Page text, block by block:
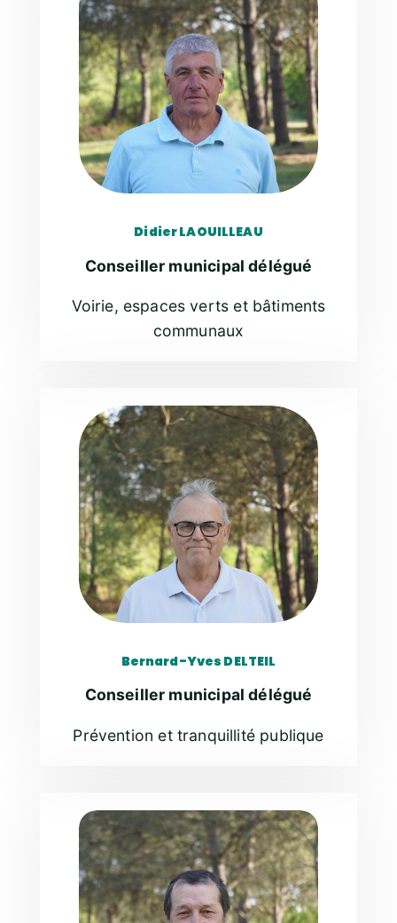
Didier LAOUILLEAU
Conseiller municipal délégué
Voirie, espaces verts et bâtiments
communaux
Bernard-Yves DELTEIL
Conseiller municipal délégué
Prévention et tranquillité publique